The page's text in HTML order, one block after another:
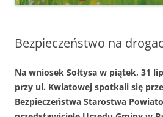
Bezpieczeństwo na
Na wniosek Sołtysa w piątek, 31
przy ul. Kwiatowej spotkali się
Bezpieczeństwa Starostwa